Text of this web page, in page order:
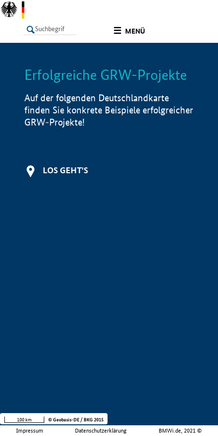
MENÜ
LISTE Info
Erfolgreiche GRW-Projekte
Auf der folgenden Deutschlandkarte
finden Sie konkrete Beispiele erfolgreicher
GRW-Projekte!
LOS GEHT'S
Impressum Datenschutzerklärung BMWi.de, 2021 ©
100 km © Geobasis-DE / BKG 2015